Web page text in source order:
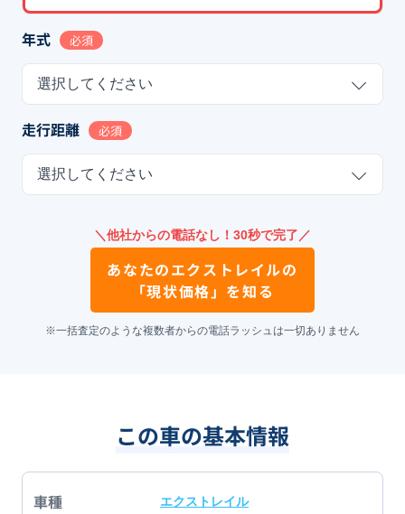
年式 必須
選択してください
走行距離 必須
選択してください
＼他社からの電話なし！30秒で完了／
あなたのエクストレイルの
「現状価格」を知る
※一括査定のような複数者からの電話ラッシュは一切ありません
この車の基本情報
車種 エクストレイル